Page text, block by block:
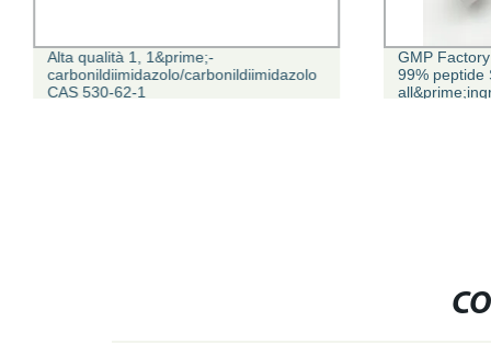
Alta qualità 1, 1&prime;-
carbonildiimidazolo/carbonildiimidazolo
CAS 530-62-1
GMP
99% peptide